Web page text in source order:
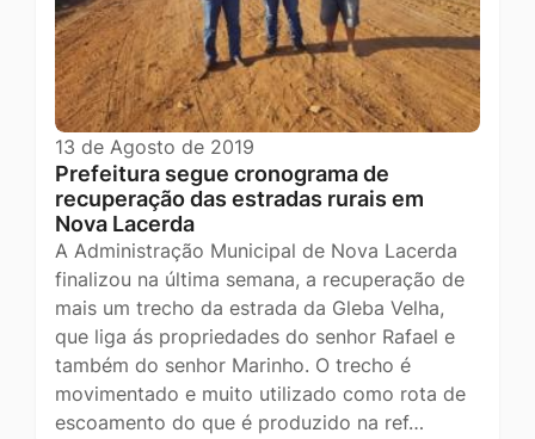
13 de Agosto de 2019
Prefeitura segue cronograma de
recuperação das estradas rurais em
Nova Lacerda
A Administração Municipal de Nova Lacerda
finalizou na última semana, a recuperação de
mais um trecho da estrada da Gleba Velha,
que liga ás propriedades do senhor Rafael e
também do senhor Marinho. O trecho é
movimentado e muito utilizado como rota de
escoamento do que é produzido na ref…